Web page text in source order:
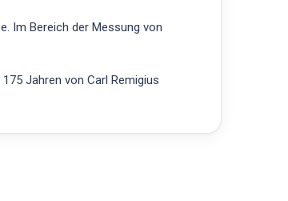
Im Bereich der Messung von
Jahren von Carl Remigius